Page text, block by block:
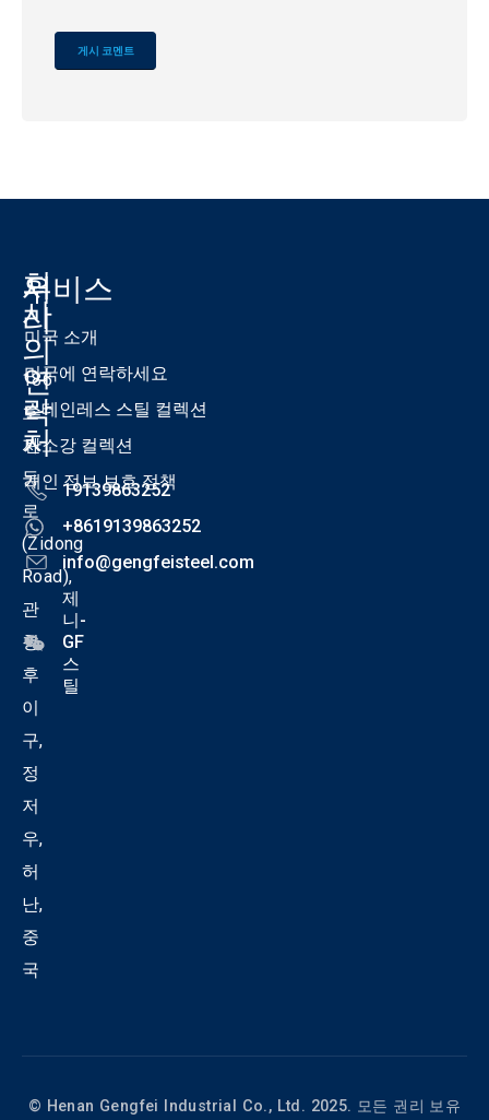
회
사
186
호
자
둥
로
(Zidong
Road),
관
청
후
이
구,
정
저
우,
허
난,
중
국
우
리
의
연
락
처
19139863252
+8619139863252
info@gengfeisteel.com
제
니-
GF
스
틸
서비스
미국 소개
미국에 연락하세요
스테인레스 스틸 컬렉션
탄소강 컬렉션
개인 정보 보호 정책
© Henan Gengfei Industrial Co., Ltd. 2025. 모든 권리 보유